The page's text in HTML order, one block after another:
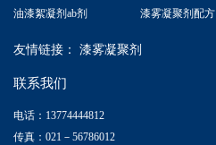
油漆絮凝剂ab剂
漆雾凝聚剂配方
友情链接： 漆雾凝聚剂
联系我们
电话：13774444812
传真：021－56786012